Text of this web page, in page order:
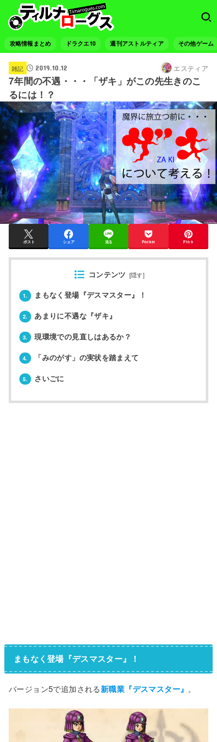
攻略情報まとめ ドラクエ10 週刊アストルティア その他ゲーム
雑記 2019.10.12 エスティア
7年間の不遇・・・「ザキ」がこの先生きのこ
るには！？
ポスト シェア 送る Pocket Pin it
コンテンツ [隠す]
1. まもなく登場『デスマスター』！
2. あまりに不遇な『ザキ』
3. 現環境での見直しはあるか？
4. 「みのがす」の実状を踏まえて
5. さいごに
まもなく登場『デスマスター』！
バージョン5で追加される新職業『デスマスター』 。